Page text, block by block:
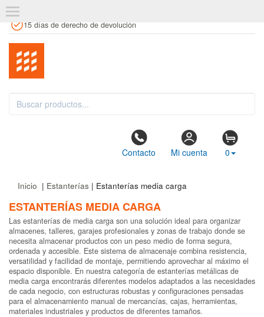
15 días de derecho de devolución
Contacto Mi cuenta 0
Inicio | Estanterías | Estanterías media carga
ESTANTERÍAS MEDIA CARGA
Las estanterías de media carga son una solución ideal para organizar
almacenes, talleres, garajes profesionales y zonas de trabajo donde se
necesita almacenar productos con un peso medio de forma segura,
ordenada y accesible. Este sistema de almacenaje combina resistencia,
versatilidad y facilidad de montaje, permitiendo aprovechar al máximo el
espacio disponible. En nuestra categoría de estanterías metálicas de
media carga encontrarás diferentes modelos adaptados a las necesidades
de cada negocio, con estructuras robustas y configuraciones pensadas
para el almacenamiento manual de mercancías, cajas, herramientas,
materiales industriales y productos de diferentes tamaños.